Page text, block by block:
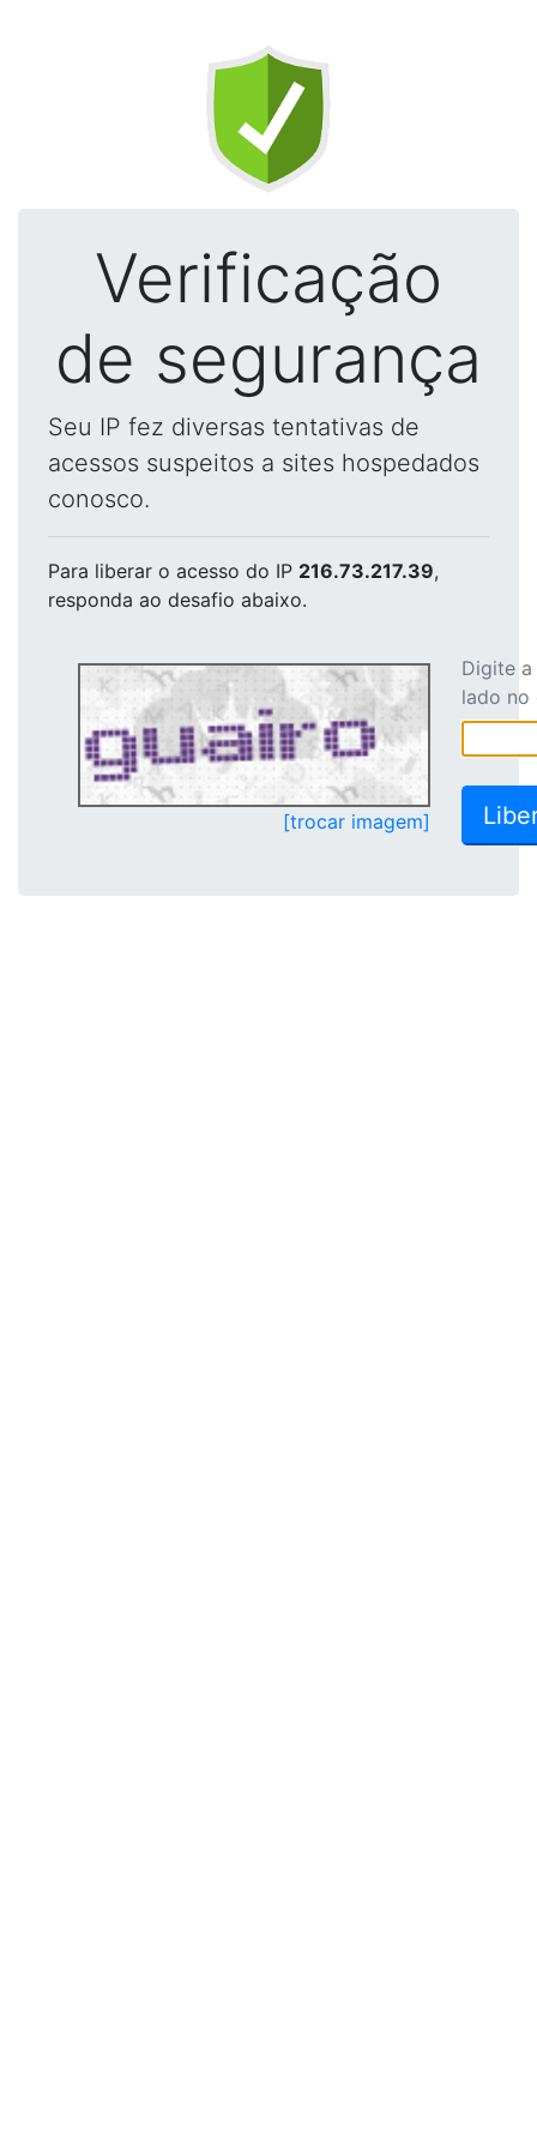
Verificação
de segurança
Seu IP fez diversas tentativas de
acessos suspeitos a sites hospedados
conosco.
Para liberar o acesso do IP 216.73.217.39,
responda ao desafio abaixo.
[trocar imagem]
Digite
lado no